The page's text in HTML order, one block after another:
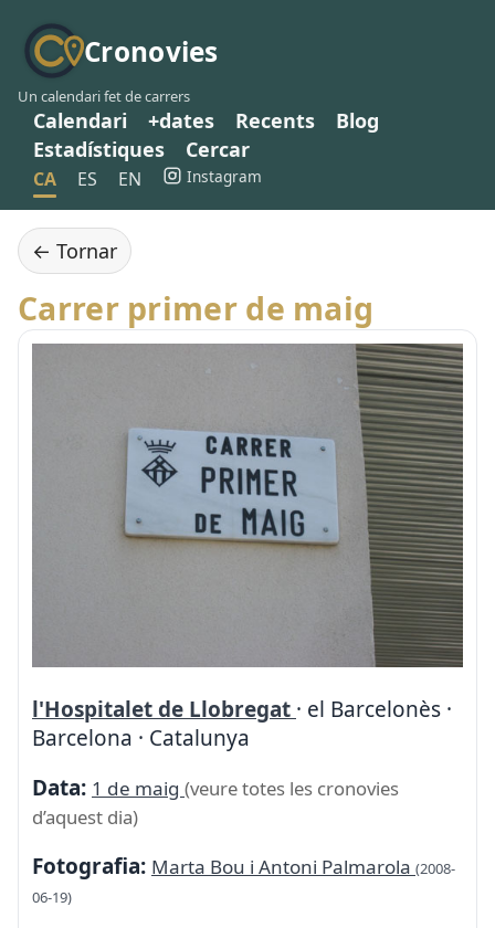
Cronovies
Un calendari fet de carrers
Calendari +dates Recents
Blog
Estadístiques
Cercar
CA ES EN Instagram
← Tornar
Carrer primer de maig
l'Hospitalet de Llobregat · el Barcelonès ·
Barcelona · Catalunya
Data: 1 de maig (veure totes les cronovies
d’aquest dia)
Fotografia: Marta Bou i Antoni Palmarola (2008-
06-19)